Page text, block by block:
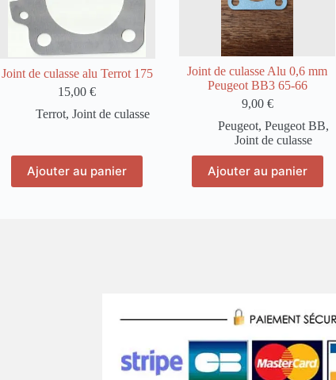
Joint de culasse alu Terrot 175
15,00€
Terrot,Joint de culasse
Ajouter au panier
Joint de culasse Alu 0,6 mm
Peugeot BB3 65-66
9,00 €
Peugeot, Peugeot BB,
Joint de culasse
Ajouter au panier